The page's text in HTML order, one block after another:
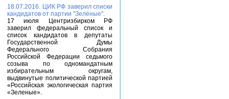
18.07.2016. ЦИК РФ заверил списки
кандидатов от партии "Зелёные".
17 июля Центризбирком РФ
заверил федеральный список и
список кандидатов в депутаты
Государственной Думы
Федерального Собрания
Российской Федерации седьмого
созыва по одномандатным
избирательным округам,
выдвинутые политической партией
«Российская экологическая партия
«Зеленые».